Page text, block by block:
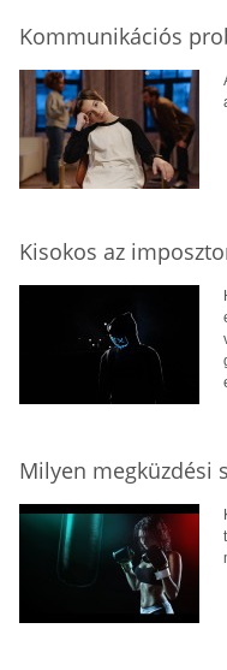
Kommunikációs
Kisokos az
Milyen megküzdési